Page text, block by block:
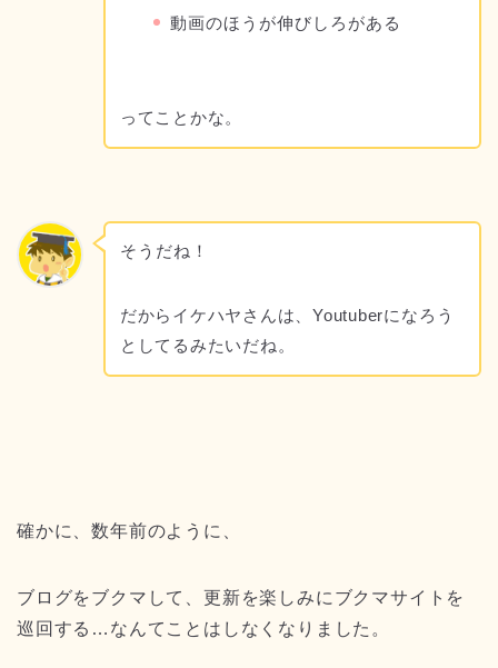
動画のほうが伸びしろがある
ってことかな。
そうだね！
だからイケハヤさんは、Youtuberになろう
としてるみたいだね。
確かに、数年前のように、
ブログをブクマして、更新を楽しみにブクマサイトを
巡回する…なんてことはしなくなりました。